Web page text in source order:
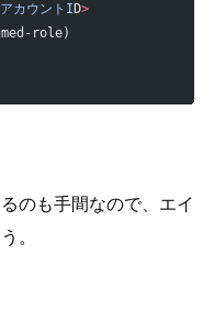
カウントI D>
role)
のも手間なので、エイ
。